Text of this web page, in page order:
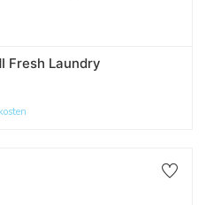
Fresh Laundry